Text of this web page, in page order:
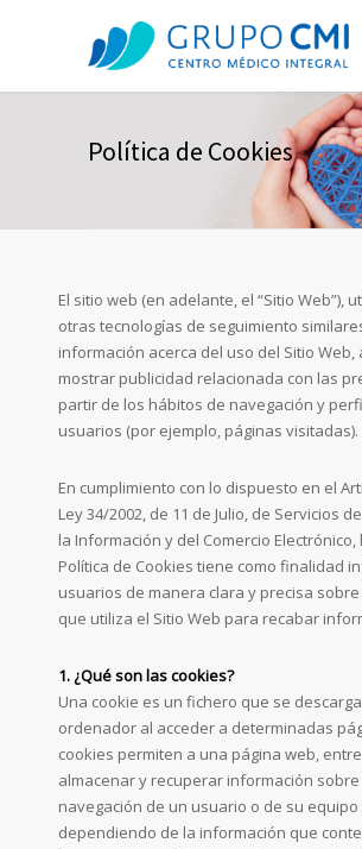
Política de Cookies
El sitio web (en adelante, el “Sitio Web”),
otras tecnologías de seguimiento
información acerca del uso del Sitio Web,
mostrar publicidad relacionada con las
partir de los hábitos de navegación y
usuarios (por ejemplo, páginas visitadas).
En cumplimiento con lo dispuesto en el
Ley 34/2002, de 11 de Julio, de Servicios
la Información y del Comercio
Política de Cookies tiene como finalidad
usuarios de manera clara y precisa
que utiliza el Sitio Web para recabar
1. ¿Qué son las cookies?
Una cookie es un fichero que se
ordenador al acceder a determinadas
cookies permiten a una página web,
almacenar y recuperar información
navegación de un usuario o de su equipo
dependiendo de la información que